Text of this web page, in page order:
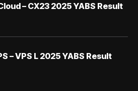
– CX23 2025 YABS Result
– VPS L 2025 YABS Result